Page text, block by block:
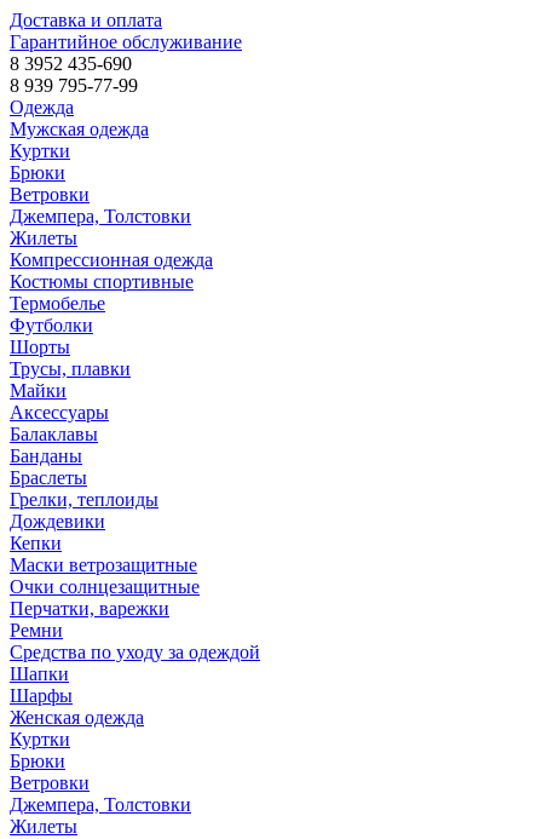
Доставка и оплата
Гарантийное обслуживание
8 3952 435-690
8 939 795-77-99
Одежда
Мужская одежда
Куртки
Брюки
Ветровки
Джемпера, Толстовки
Жилеты
Компрессионная одежда
Костюмы спортивные
Термобелье
Футболки
Шорты
Трусы, плавки
Майки
Аксессуары
Балаклавы
Банданы
Браслеты
Грелки, теплоиды
Дождевики
Кепки
Маски ветрозащитные
Очки солнцезащитные
Перчатки, варежки
Ремни
Средства по уходу за одеждой
Шапки
Шарфы
Женская одежда
Куртки
Брюки
Ветровки
Джемпера, Толстовки
Жилеты